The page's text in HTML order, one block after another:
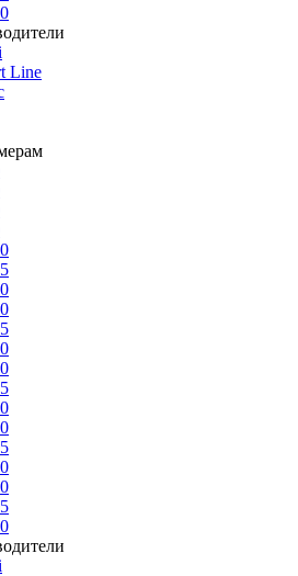
Line